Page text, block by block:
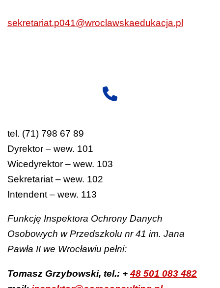
sekretariat.p041@wroclawskaedukacja.pl
tel. (71) 798 67 89
Dyrektor – wew. 101
Wicedyrektor – wew. 103
Sekretariat – wew. 102
Intendent – wew. 113
Funkcję Inspektora Ochrony Danych
Osobowych w Przedszkolu nr 41 im. Jana
Pawła II we Wrocławiu pełni:
Tomasz Grzybowski, tel.: +48 501 083 482